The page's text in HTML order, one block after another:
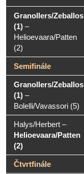
Granollers/Zeballos
(1) –
Helioevaara/Patten
(2)
Semifinále
Granollers/Zeballos
(1) –
Bolelli/Vavassori (5)
Halys/Herbert –
Helioevaara/Patten
(2)
Čtvrtfinále